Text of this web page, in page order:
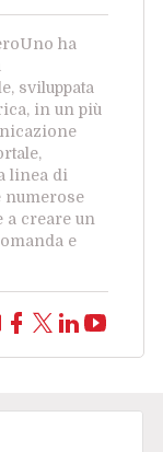
ha
sviluppata
in un più
linea di
a creare un
e